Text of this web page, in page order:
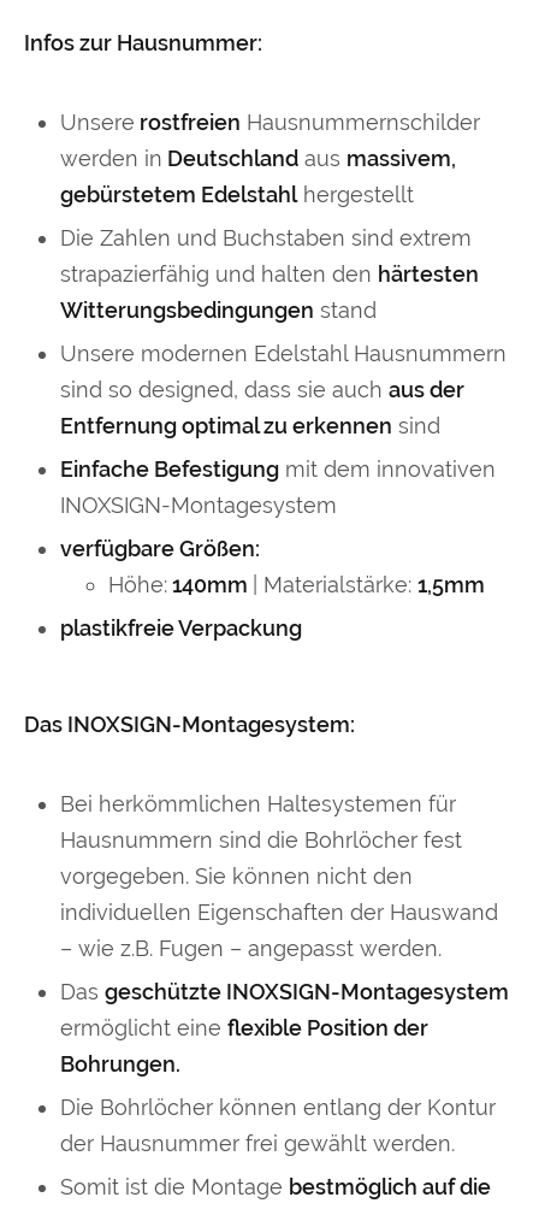
Infos zur Hausnummer:
Unsere rostfreien Hausnummernschilder
werden in Deutschland aus massivem,
gebürstetem Edelstahlhergestellt
Die Zahlen und Buchstaben sind extrem
strapazierfähig und halten den härtesten
Witterungsbedingungen stand
Unsere modernen Edelstahl Hausnummern
sind so designed, dass sie auch aus der
Entfernung optimal zu erkennen sind
Einfache Befestigung mit dem innovativen
INOXSIGN-Montagesystem
verfügbare Größen:
Höhe:140mm | Materialstärke: 1,5mm
plastikfreie Verpackung
Das INOXSIGN-Montagesystem:
Bei herkömmlichen Haltesystemen für
Hausnummern sind die Bohrlöcher fest
vorgegeben. Sie können nicht den
individuellen Eigenschaften der Hauswand
– wie z.B. Fugen – angepasst werden.
Das geschützte INOXSIGN-Montagesystem
ermöglicht eine flexible Position der
Bohrungen.
Die Bohrlöcher können entlang der Kontur
der Hausnummer frei gewählt werden.
Somit ist die Montage bestmöglich auf die